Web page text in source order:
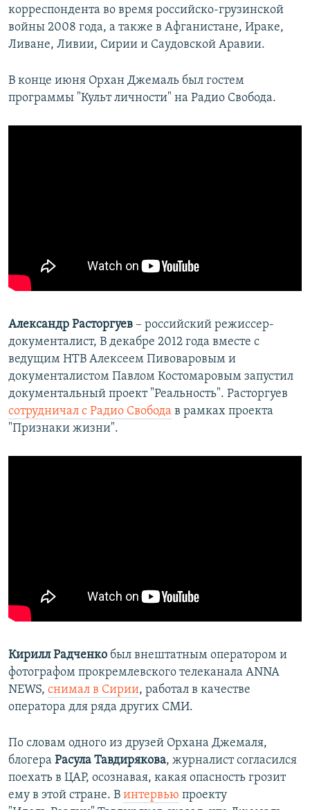
корреспондента во время российско-грузинской
войны 2008 года, а также в Афганистане, Ираке,
Ливане, Ливии, Сирии и Саудовской Аравии.
В конце июня Орхан Джемаль был гостем
программы "Культ личности" на Радио Свобода.
Александр Расторгуев – российский режиссер-
документалист, В декабре 2012 года вместе с
ведущим НТВ Алексеем Пивоваровым и
документалистом Павлом Костомаровым запустил
документальный проект "Реальность". Расторгуев
сотрудничал с Радио Свобода в рамках проекта
"Признаки жизни".
Кирилл Радченко был внештатным оператором и
фотографом прокремлевского телеканала ANNA
NEWS, снимал в Сирии, работал в качестве
оператора для ряда других СМИ.
По словам одного из друзей Орхана Джемаля,
блогера Расула Тавдирякова, журналист согласился
поехать в ЦАР, осознавая, какая опасность грозит
ему в этой стране. В интервью проекту